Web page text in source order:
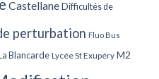
Castellane Difficultés de
perturbation Fluo Bus
Blancarde Lycée St Exupéry M2